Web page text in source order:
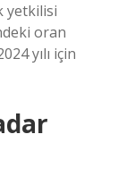
yetkilisi
oran
yılı için